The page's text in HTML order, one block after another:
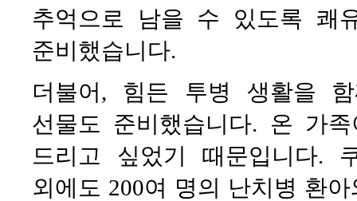
추억으로 남을 수 있도록 쾌
준비했습니다.
더불어, 힘든 투병 생활을
선물도 준비했습니다. 온 가
드리고 싶었기 때문입니다.
외에도 200여 명의 난치병 환